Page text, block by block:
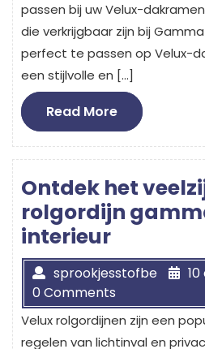
passen bij uw Velux-
die verkrijgbaar zijn bij
perfect te passen op Velux-
een stijlvolle en […]
Read MoreRead
More
Ontdek het
rolgordijn
interieur
sprookjesstofbe
0 Comments
Velux rolgordijnen zijn een
regelen van lichtinval en